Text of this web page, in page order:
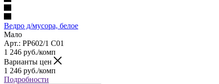
Ведро д/мусора, белое
Мало
Арт.: PP602/1 C01
1 246 руб./комп
Варианты цен
1 246 руб./комп
Подробности